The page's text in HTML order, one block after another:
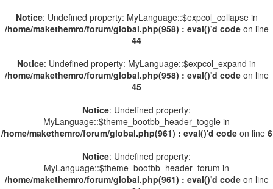
Notice: Undefined property: MyLanguage::$expcol_collapse in
/home/makethemro/forum/global.php(958) : eval()'d codeon line
44
Notice: Undefined property: MyLanguage::$expcol_expand in
/home/makethemro/forum/global.php(958) : eval()'d codeon line
45
Notice: Undefined property:
MyLanguage::$theme_bootbb_header_toggle in
/home/makethemro/forum/global.php(961) : eval()'d codeon line 6
Notice: Undefined property:
MyLanguage::$theme_bootbb_header_forum in
/home/makethemro/forum/global.php(961) : eval()'d codeon line